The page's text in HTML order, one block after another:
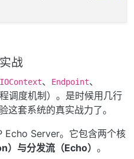
std::exchange(handle_,
();
战
IOContext、 Endpoint、
调度机制）。是时候用几行
套系统的真实战力了。
Echo Server。它包含两个核
） 与分发流（Echo） 。